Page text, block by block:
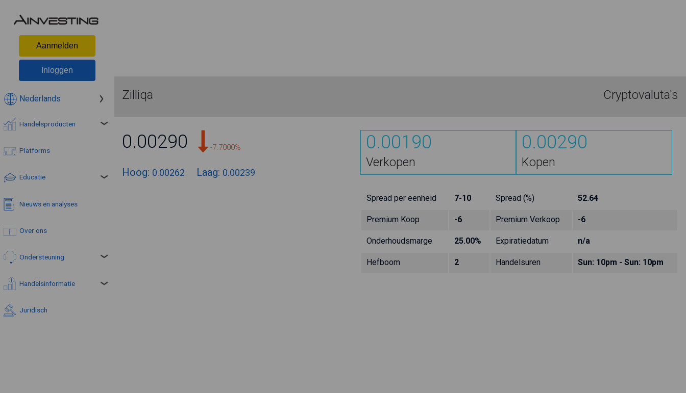
Aanmelden
Inloggen
Nederlands
Handelsproducten
Platforms
Educatie
Nieuws en analyses
Over ons
Ondersteuning
Handelsinformatie
Juridisch
Zilliqa Cryptovaluta's
0.00290 -7.7000%
Hoog: 0.00262 Laag: 0.00239
0.00190
Verkopen
0.00290
Kopen
Spread per eenheid 7-10 Spread (%) 52.64
Premium Koop -6 Premium Verkoop -6
Onderhoudsmarge 25.00% Expiratiedatum n/a
Hefboom 2 Handelsuren Sun: 10pm - Sun: 10pm